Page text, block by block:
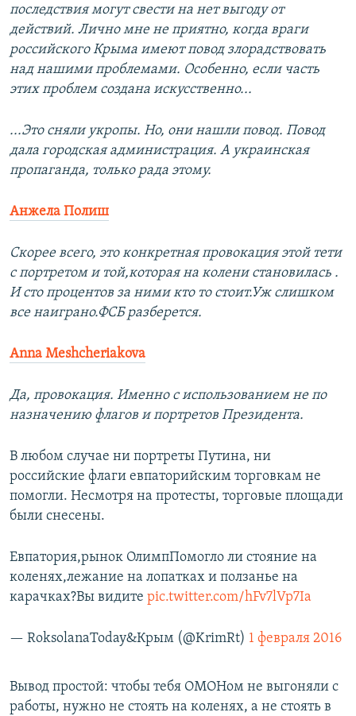
последствия могут свести на нет выгоду от
действий. Лично мне не приятно, когда враги
российского Крыма имеют повод злорадствовать
над нашими проблемами. Особенно, если часть
этих проблем создана искусственно...
...Это сняли укропы. Но, они нашли повод. Повод
дала городская администрация. А украинская
пропаганда, только рада этому.
Анжела Полиш
Скорее всего, это конкретная провокация этой тети
с портретом и той,которая на колени становилась .
И сто процентов за ними кто то стоит.Уж слишком
все наиграно.ФСБ разберется.
Anna Meshcheriakova
Да, провокация. Именно с использованием не по
назначению флагов и портретов Президента.
В любом случае ни портреты Путина, ни
российские флаги евпаторийским торговкам не
помогли. Несмотря на протесты, торговые площади
были снесены.
Евпатория,рынок ОлимпПомогло ли стояние на
коленях,лежание на лопатках и ползанье на
карачках?Вы видите pic.twitter.com/hFv7lVp7Ia
— RoksolanaToday&Крым (@KrimRt) 1 февраля 2016
Вывод простой: чтобы тебя ОМОНом не выгоняли с
работы, нужно не стоять на коленях, а не стоять в